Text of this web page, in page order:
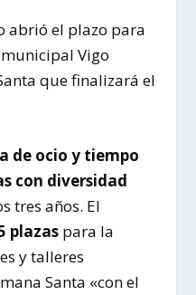
abrió el plazo para
Vigo
que finalizará el
de ocio y tiempo
con diversidad
tres años. El
plazas para la
y talleres
Santa «con el